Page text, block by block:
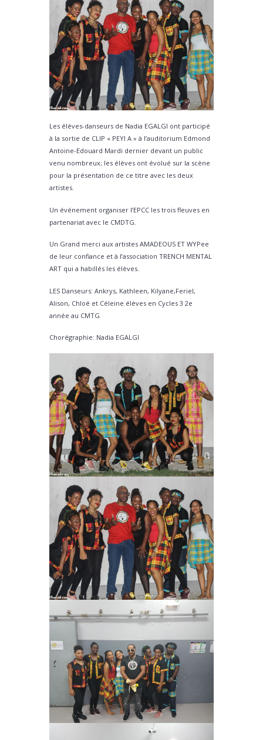
Les élèves-danseurs de Nadia EGALGI ont participé
à la sortie de CLIP « PEYI A » à l’auditorium Edmond
Antoine-Edouard Mardi dernier devant un public
venu nombreux; les élèves ont évolué sur la scène
pour la présentation de ce titre avec les deux
artistes.
Un événement organiser l’EPCC les trois fleuves en
partenariat avec le CMDTG.
Un Grand merci aux artistes AMADEOUS ET WYPee
de leur confiance et à l’association TRENCH MENTAL
ART qui a habillés les élèves.
LES Danseurs: Ankrys, Kathleen, Kilyane,Feriel,
Alison, Chloé et Céleine élèves en Cycles 3 2e
année au CMTG
Chorégraphie: Nadia EGALGI